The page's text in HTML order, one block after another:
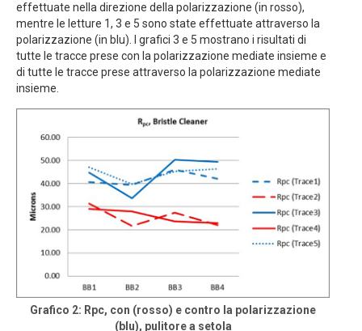
effettuate nella direzione della polarizzazione (in rosso),
mentre le letture 1, 3 e 5 sono state effettuate attraverso la
polarizzazione (in blu). I grafici 3 e 5 mostrano i risultati di
tutte le tracce prese con la polarizzazione mediate insieme e
di tutte le tracce prese attraverso la polarizzazione mediate
insieme.
Grafico 2: Rpc, con (rosso) e contro la polarizzazione
(blu), pulitore a setola